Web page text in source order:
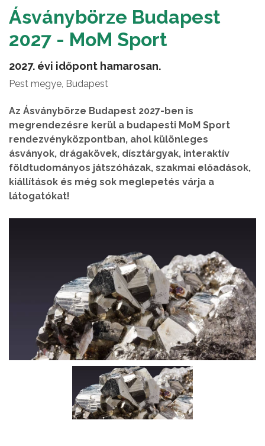
Ásványbörze Budapest
2027 - MoM Sport
2027. évi időpont hamarosan.
Pest megye, Budapest
Az Ásványbörze Budapest 2027-ben is
megrendezésre kerül a budapesti MoM Sport
rendezvényközpontban, ahol különleges
ásványok, drágakövek, dísztárgyak, interaktív
földtudományos játszóházak, szakmai előadások,
kiállítások és még sok meglepetés várja a
látogatókat!